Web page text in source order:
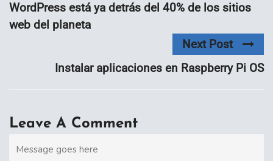
WordPress está ya detrás del 40% de los sitios
web del planeta
Next Post
Instalar aplicaciones en Raspberry Pi OS
Leave A Comment